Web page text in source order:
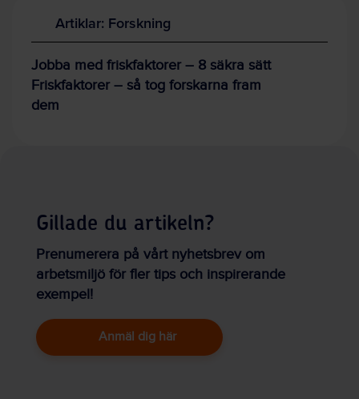
Artiklar: Forskning
Jobba med friskfaktorer – 8 säkra sätt
Friskfaktorer – så tog forskarna fram
dem
Gillade du artikeln?
Prenumerera på vårt nyhetsbrev om
arbetsmiljö för fler tips och inspirerande
exempel!
Anmäl dig här